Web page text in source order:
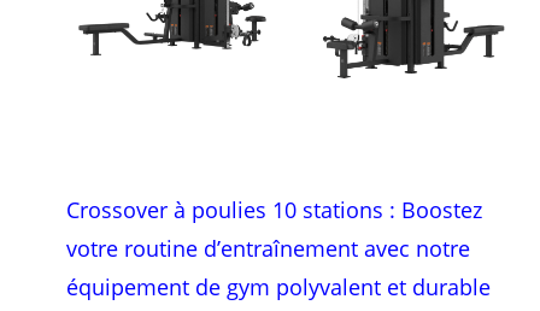
Crossover à poulies 10 stations : Boostez
votre routine d’entraînement avec notre
équipement de gym polyvalent et durable